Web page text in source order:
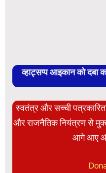
व्हाट्सप्प आइकान को
स्वतंत्र और सच्ची
और राजनैतिक नियंत्रण से
आगे आए